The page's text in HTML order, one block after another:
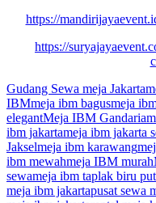
https://
https://
Gudang Sewa meja Jakarta
IBMmeja ibm bagusmeja
elegantMeja IBM Gandaria
ibm jakartameja ibm jakarta
Jakselmeja ibm karawang
ibm mewahmeja IBM murah
sewameja ibm taplak biru
meja ibm jakartapusat sewa